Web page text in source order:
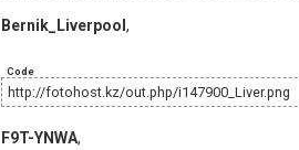
Bernik_Liverpool ,
Code
http://fotohost.kz/out.php/i147900_Liver.png
F9T-YNWA,